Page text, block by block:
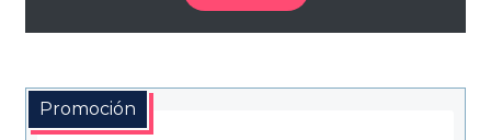
Promoción